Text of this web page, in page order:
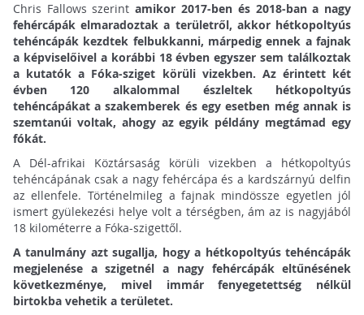
Chris Fallows szerint amikor 2017-ben és 2018-ban a nagy
fehércápák elmaradoztak a területről, akkor hétkopoltyús
tehéncápák kezdtek felbukkanni, márpedig ennek a fajnak
a képviselőivel a korábbi 18 évben egyszer sem találkoztak
a kutatók a Fóka-sziget körüli vizekben. Az érintett két
évben 120 alkalommal észleltek hétkopoltyús
tehéncápákat a szakemberek és egy esetben még annak is
szemtanúi voltak, ahogy az egyik példány megtámad egy
fókát.
A Dél-afrikai Köztársaság körüli vizekben a hétkopoltyús
tehéncápának csak a nagy fehércápa és a kardszárnyú delfin
az ellenfele. Történelmileg a fajnak mindössze egyetlen jól
ismert gyülekezési helye volt a térségben, ám az is nagyjából
18 kilométerre a Fóka-szigettől.
A tanulmány azt sugallja, hogy a hétkopoltyús tehéncápák
megjelenése a szigetnél a nagy fehércápák eltűnésének
következménye, mivel immár fenyegetettség nélkül
birtokba vehetik a területet.